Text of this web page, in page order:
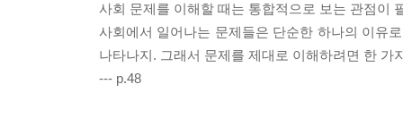
사회 문제를 이해할 때는 통합적으로 보는 관점이
사회에서 일어나는 문제들은 단순한 하나의 이유
나타나지. 그래서 문제를 제대로 이해하려면 한
--- p.48